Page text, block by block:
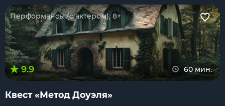
Перформансы (с актером), 8+
9.9 60 мин.
Квест «Метод Доуэля»